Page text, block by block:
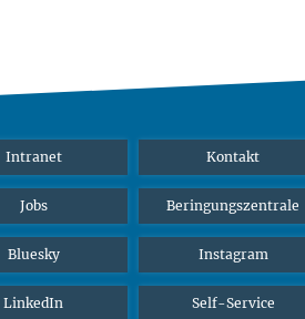
Intranet Kontakt
Jobs Beringungszentrale
Bluesky Instagram
LinkedIn Self-Service